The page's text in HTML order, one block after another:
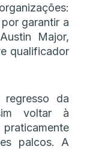
garantir a
Major,
qualificador
da
voltar à
palcos. A